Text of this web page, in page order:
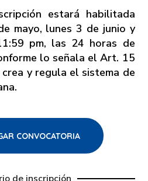
estará habilitada
mayo, lunes 3 de junio y
pm, las 24 horas de
lo señala el Art. 15
y regula el sistema de
CONVOCATORIA